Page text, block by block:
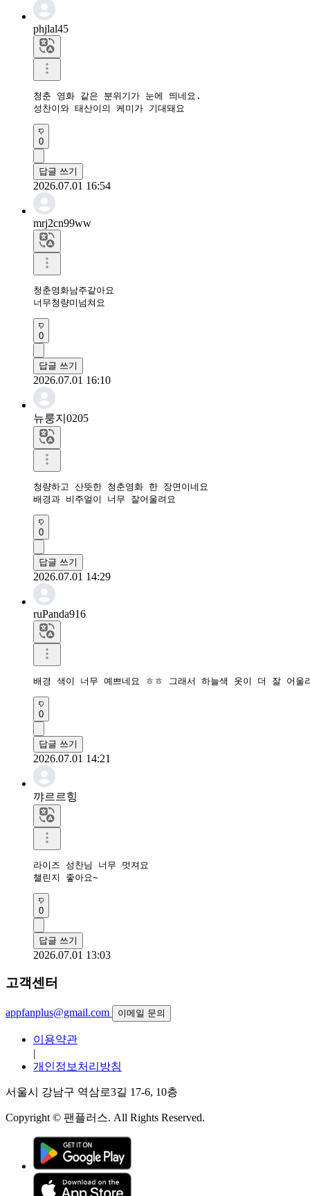
phjlal45
청춘 영화 같은 분위기가 눈에 띄네요.
성찬이와 태산이의 케미가 기대돼요
0
답글 쓰기
2026.07.01 16:54
mrj2cn99ww
청춘영화남주같아요
너무청량미넘쳐요
0
답글 쓰기
2026.07.01 16:10
뉴룽지0205
청량하고 산뜻한 청춘영화 한 장면이네요
배경과 비주얼이 너무 잘어울려요
0
답글 쓰기
2026.07.01 14:29
ruPanda916
배경 색이 너무 예쁘네요 ㅎㅎ 그래서 하늘색 옷이 더 잘 어울
0
답글 쓰기
2026.07.01 14:21
꺄르르힝
라이즈 성찬님 너무 멋져요
챌린지 좋아요~
0
답글 쓰기
2026.07.01 13:03
고객센터
appfanplus@gmail.com 이메일 문의
이용약관
|
개인정보처리방침
서울시 강남구 역삼로3길 17-6, 10층
Copyright © 팬플러스. All Rights Reserved.